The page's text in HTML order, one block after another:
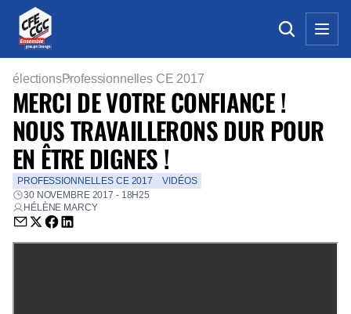
électionsProfessionnelles CE 2017
MERCI DE VOTRE CONFIANCE !
NOUS TRAVAILLERONS DUR POUR
EN ÊTRE DIGNES !
PROFESSIONNELLES CE 2017
VIDÉOS
30 NOVEMBRE 2017 - 18H25
HÉLÈNE MARCY
Envoyer par email (nouvelle fenêtre)
Partager sur Twitter (nouvelle fenêtre)
Partager sur Facebook (nouvelle fenêtre)
Partager sur LinkedIn (nouvelle fenêtre)